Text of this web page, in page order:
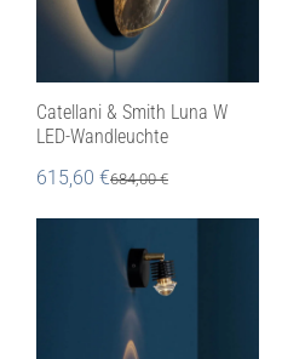
Catellani & Smith Luna W
LED-Wandleuchte
615,60 €684,00€